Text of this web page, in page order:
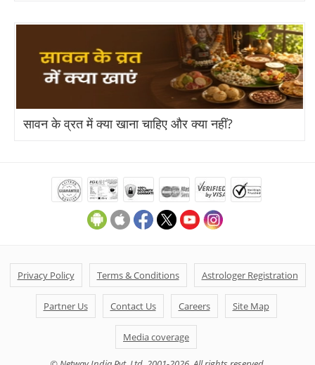
नंदी भगवान
भगवान काल भैरव
सीता माता
माँ ब्रह्मचारिणी
माँ स्कंदमाता
माँ कात्यायनी
सावन के व्रत में क्या खाना चाहिए और क्या नहीं?
Privacy Policy Terms & Conditions Astrologer Registration
Partner Us Contact Us Careers Site Map
Media coverage